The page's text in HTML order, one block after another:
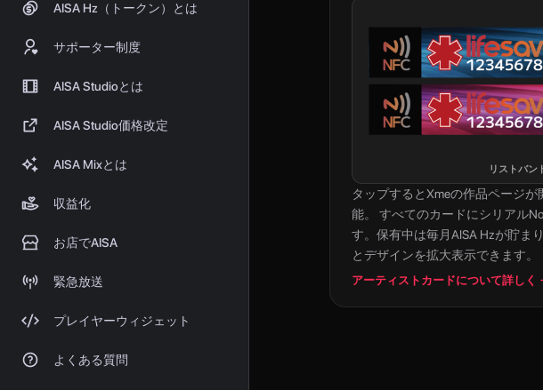
AISA Hz（トークン）とは
サポーター制度
AISA Studioとは
AISA Studio価格改定
AISA Mixとは
収益化
お店でAISA
緊急放送
プレイヤーウィジェット
よくある質問
リストバン
タップするとXmeの作品ページが
能。 すべてのカードにシリアル
す。保有中は毎月AISA Hzが貯ま
とデザインを拡大表示できます。
アーティストカードについて詳しく